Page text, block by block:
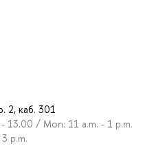
2, каб. 301
13.00 / Mon: 11 a.m. - 1 p.m.
p.m.